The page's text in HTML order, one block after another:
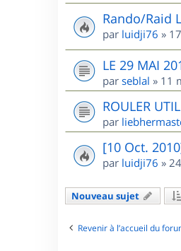
Rando/Raid
par luidji76 »
LE 29 MAI
par seblal » 11
ROULER
par
[10 Oct.
par luidji76 »
Nouveau sujet
Revenir à l’accueil du